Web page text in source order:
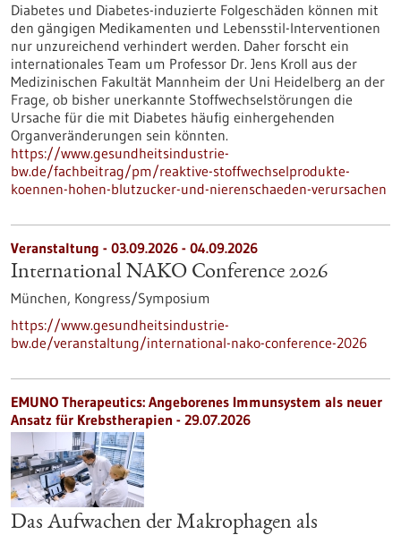
Diabetes und Diabetes-induzierte Folgeschäden können mit
den gängigen Medikamenten und Lebensstil-Interventionen
nur unzureichend verhindert werden. Daher forscht ein
internationales Team um Professor Dr. Jens Kroll aus der
Medizinischen Fakultät Mannheim der Uni Heidelberg an der
Frage, ob bisher unerkannte Stoffwechselstörungen die
Ursache für die mit Diabetes häufig einhergehenden
Organveränderungen sein könnten.
https://www.gesundheitsindustrie-
bw.de/fachbeitrag/pm/reaktive-stoffwechselprodukte-
koennen-hohen-blutzucker-und-nierenschaeden-verursachen
Veranstaltung - 03.09.2026 - 04.09.2026
International NAKO Conference 2026
München, Kongress/Symposium
https://www.gesundheitsindustrie-
bw.de/veranstaltung/international-nako-conference-2026
EMUNO Therapeutics: Angeborenes Immunsystem als neuer
Ansatz für Krebstherapien - 29.07.2026
Das Aufwachen der Makrophagen als